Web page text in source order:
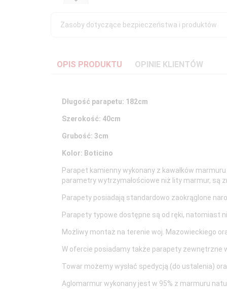
Zasoby dotyczące bezpieczeństwa i produktów
OPIS PRODUKTU OPINIE KLIENTÓW
Długość parapetu: 182cm
Szerokość: 40cm
Grubość: 3cm
Kolor: Boticino
Parapet kamienny wykonany z kawałków
parametry wytrzymałościowe niż lity marmur, są
Parapety posiadają standardowo zaokrąglone
Parapety typowe dostępne są od ręki, natomiast
Możliwy montaż na terenie woj. Mazowieckiego
W ofercie posiadamy także parapety zewnętrzne
Towar możemy wysłać spedycją (do ustalenia)
Aglomarmur wykonany jest w 95% z marmuru